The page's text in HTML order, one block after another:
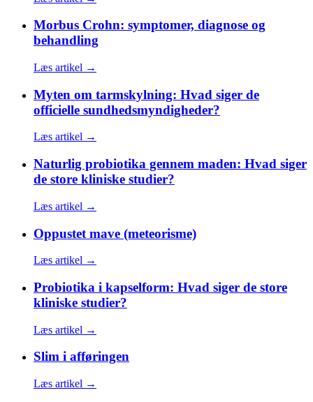
Morbus Crohn: symptomer, diagnose og
behandling
Læs artikel →
Myten om tarmskylning: Hvad siger de
officielle sundhedsmyndigheder?
Læs artikel →
Naturlig probiotika gennem maden: Hvad siger
de store kliniske studier?
Læs artikel →
Oppustet mave (meteorisme)
Læs artikel →
Probiotika i kapselform: Hvad siger de store
kliniske studier?
Læs artikel →
Slim i afføringen
Læs artikel →